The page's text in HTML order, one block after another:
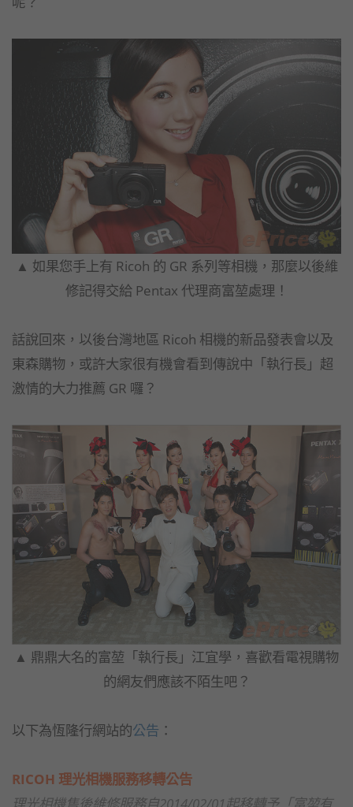
▲ 如果您手上有 Ricoh 的 GR 系列等相機，那麼以後維
修記得交給 Pentax 代理商富堃處理！
話說回來，以後台灣地區 Ricoh 相機的新品發表會以及
東森購物，或許大家很有機會看到傳說中「執行長」超
激情的大力推薦 GR 囉？
▲ 鼎鼎大名的富堃「執行長」江宜學，喜歡看電視購物
的網友們應該不陌生吧？
以下為恆隆行網站的公告 ：
RICOH 理光相機服務移轉公告
理光相機售後維修服務自2014/02/01起移轉予「富堃有